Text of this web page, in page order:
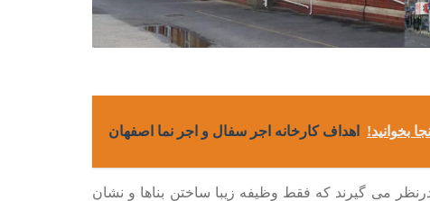
بخوانید! اهداف کارخانه اجر سفال و اجر نما اصفهان
می گیرند که فقط وظیفه زیبا ساختن بناها و نشان